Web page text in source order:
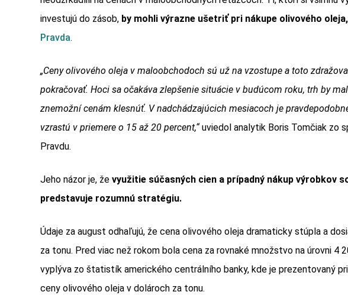
investujú do zásob, by mohli výrazne ušetriť pri nákupe olivového oleja,
Pravda.
„Ceny olivového oleja v maloobchodoch sú už na vzostupe a toto
pokračovať. Hoci sa očakáva zlepšenie situácie v budúcom roku, trh by
znemožní cenám klesnúť. V nadchádzajúcich mesiacoch je
vzrastú v priemere o 15 až 20 percent,“uviedol analytik Boris Tomčiak zo
Pravdu.
Jeho názor je, že využitie súčasných cien a prípadný nákup výrobkov
predstavuje rozumnú stratégiu.
Údaje za august odhaľujú, že cena olivového oleja dramaticky stúpla a
za tonu. Pred viac než rokom bola cena za rovnaké množstvo na úrovni 4
vyplýva zo štatistík amerického centrálního banky, kde je prezentovaný
ceny olivového oleja v dolároch za tonu.